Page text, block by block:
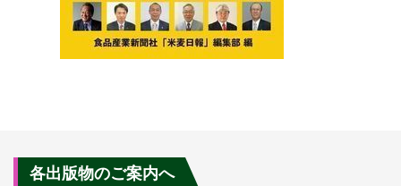
各出版物のご案内へ